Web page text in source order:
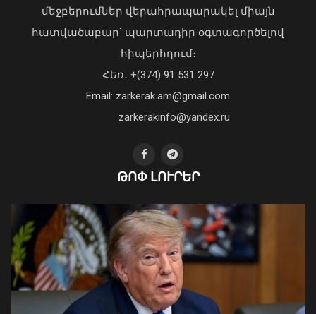
Վահագն Խաչատուրյանն ընդունել է
Picsart ընկերության հիմնադիր և
գործադիր տնօրեն Հովհաննես
06 Օգոստոս, 2026 22:51
Վարչապետ Փաշինյանն այցելել է
«ԷԼԵՎԵՅԹ ԷՅԱՅ» արհեստական
բանականության գործարան
մեջբերումներ վերահրապարակել միայն
հատվածաբար՝ պարտադիր օգտագործելով
հիպերհղում։
Հեռ․ +(374) 91 531 297
Email: zarkerak.am@gmail.com
zarkerakinfo@yandex.ru
ԹՈՓ ԼՈՒՐԵՐ